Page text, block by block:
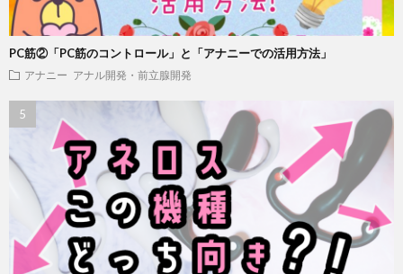
PC筋②「PC筋のコントロール」と「アナニーでの活用方法」
アナニー アナル開発・前立腺開発